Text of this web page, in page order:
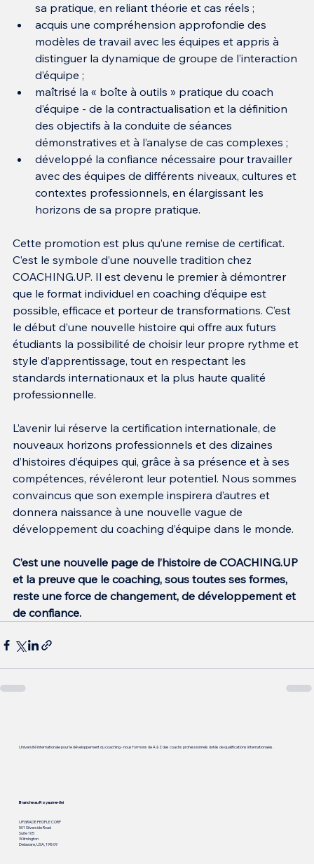
sa pratique, en reliant théorie et cas réels ;
acquis une compréhension approfondie des
modèles de travail avec les équipes et appris à
distinguer la dynamique de groupe de l’interaction
d’équipe ;
maîtrisé la « boîte à outils » pratique du coach
d’équipe - de la contractualisation et la définition
des objectifs à la conduite de séances
démonstratives et à l’analyse de cas complexes ;
développé la confiance nécessaire pour travailler
avec des équipes de différents niveaux, cultures et
contextes professionnels, en élargissant les
horizons de sa propre pratique.
Cette promotion est plus qu’une remise de certificat.
C’est le symbole d’une nouvelle tradition chez
COACHING.UP. Il est devenu le premier à démontrer
que le format individuel en coaching d’équipe est
possible, efficace et porteur de transformations. C’est
le début d’une nouvelle histoire qui offre aux futurs
étudiants la possibilité de choisir leur propre rythme et
style d’apprentissage, tout en respectant les
standards internationaux et la plus haute qualité
professionnelle.
L’avenir lui réserve la certification internationale, de
nouveaux horizons professionnels et des dizaines
d’histoires d’équipes qui, grâce à sa présence et à ses
compétences, révéleront leur potentiel. Nous sommes
convaincus que son exemple inspirera d’autres et
donnera naissance à une nouvelle vague de
développement du coaching d’équipe dans le monde.
C’est une nouvelle page de l’histoire de COACHING.UP
et la preuve que le coaching, sous toutes ses formes,
reste une force de changement, de développement et
de confiance.
Université internationale pour le développement du coaching - nous formons de A à Z des coachs professionnels dotés de qualifications internationales.
Branche au Royaume-Uni
UPGRADE PEOPLE CORP
501 Silverside Road
Suite 105
Wilmington
Delaware, USA, 19809